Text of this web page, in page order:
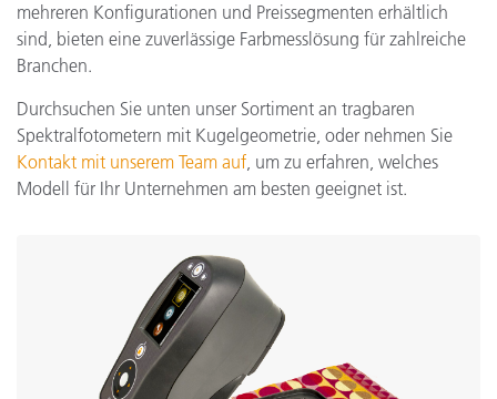
mehreren Konfigurationen und Preissegmenten erhältlich
sind, bieten eine zuverlässige Farbmesslösung für zahlreiche
Branchen.
Durchsuchen Sie unten unser Sortiment an tragbaren
Spektralfotometern mit Kugelgeometrie, oder nehmen Sie
Kontakt mit unserem Team auf, um zu erfahren, welches
Modell für Ihr Unternehmen am besten geeignet ist.